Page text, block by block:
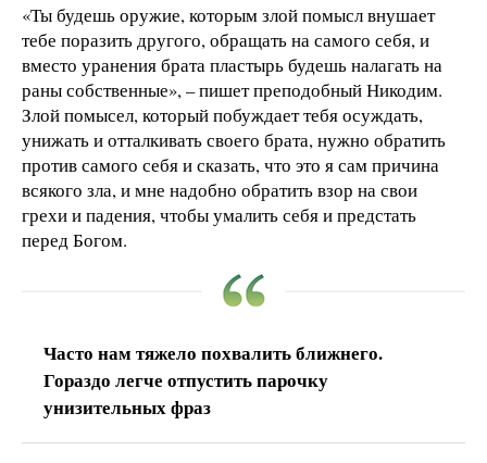
«Ты будешь оружие, которым злой помысл внушает
тебе поразить другого, обращать на самого себя, и
вместо уранения брата пластырь будешь налагать на
раны собственные», – пишет преподобный Никодим.
Злой помысел, который побуждает тебя осуждать,
унижать и отталкивать своего брата, нужно обратить
против самого себя и сказать, что это я сам причина
всякого зла, и мне надобно обратить взор на свои
грехи и падения, чтобы умалить себя и предстать
перед Богом.
Часто нам тяжело похвалить ближнего.
Гораздо легче отпустить парочку
унизительных фраз